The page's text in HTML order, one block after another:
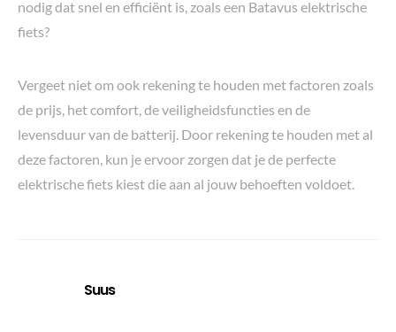
nodig dat snel en efficiënt is, zoals een Batavus elektrische
fiets?
Vergeet niet om ook rekening te houden met factoren zoals
de prijs, het comfort, de veiligheidsfuncties en de
levensduur van de batterij. Door rekening te houden met al
deze factoren, kun je ervoor zorgen dat je de perfecte
elektrische fiets kiest die aan al jouw behoeften voldoet.
Suus